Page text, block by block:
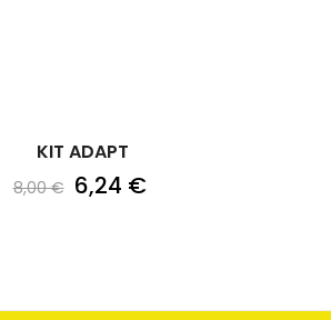
KIT ADAPT
8,00 € 6,24 €